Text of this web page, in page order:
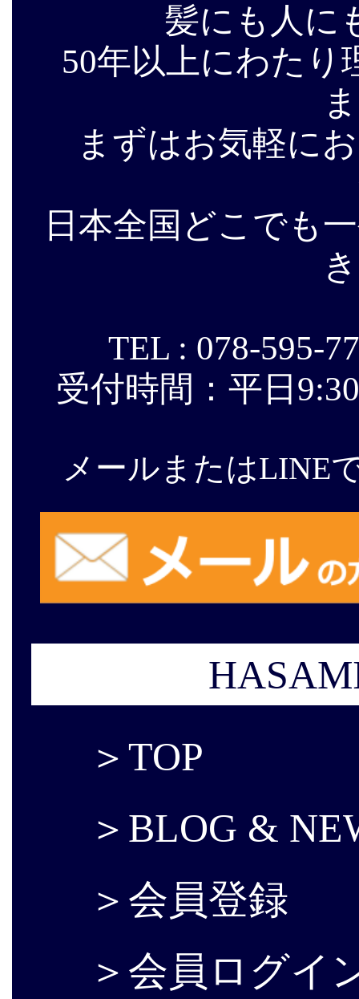
髪にも人に
50年以上にわたり
まずはお気軽に
日本全国どこでも
TEL : 078-595-
受付時間：平日
メールまたはLINE
＞ TOP
＞ BLOG &
＞ 会員登録
＞ 会員ログイ